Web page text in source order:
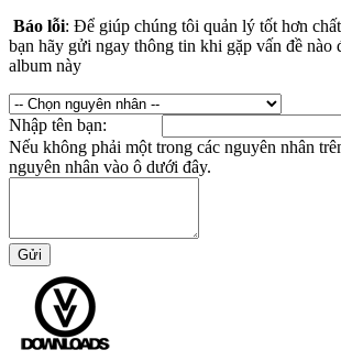
Báo lỗi: Để giúp chúng tôi quản lý tốt hơn
bạn hãy gửi ngay thông tin khi gặp vấn đề nào
album này
Nhập tên bạn:
Nếu không phải một trong các nguyên nhân
nguyên nhân vào ô dưới đây.